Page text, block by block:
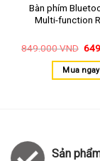
Bàn phím
Multi-function
849.000VND
Mua ngay
Sản